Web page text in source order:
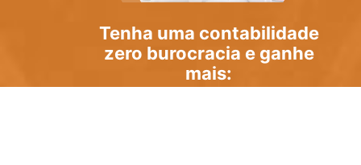
Tenha uma contabilidade
zero burocracia e ganhe
mais: